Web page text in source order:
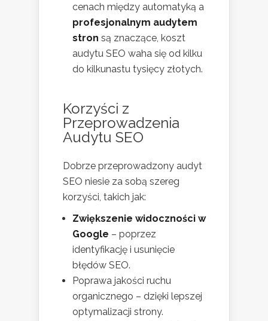
cenach między automatyką a
profesjonalnym audytem
stron są znaczące, koszt
audytu SEO waha się od kilku
do kilkunastu tysięcy złotych.
Korzyści z
Przeprowadzenia
Audytu SEO
Dobrze przeprowadzony audyt
SEO niesie za sobą szereg
korzyści, takich jak:
Zwiększenie widoczności w
Google – poprzez
identyfikację i usunięcie
błędów SEO.
Poprawa jakości ruchu
organicznego – dzięki lepszej
optymalizacji strony.